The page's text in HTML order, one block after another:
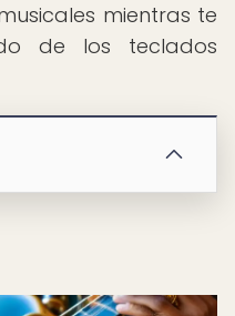
mientras te
de los teclados